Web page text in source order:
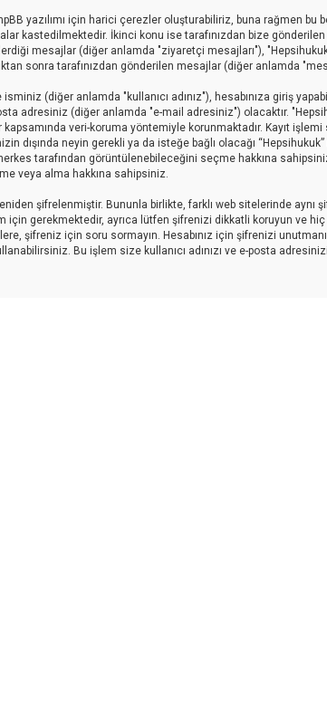
yazılımı için harici çerezler oluşturabiliriz, buna rağmen bu
kastedilmektedir. İkinci konu ise tarafınızdan bize
mesajlar (diğer anlamda "ziyaretçi mesajları"),
sonra tarafınızdan gönderilen mesajlar (diğer anlamda
(diğer anlamda "kullanıcı adınız"), hesabınıza giriş
adresiniz (diğer anlamda "e-mail adresiniz") olacaktır.
veri-koruma yöntemiyle korunmaktadır. Kayıt işlemi
dışında neyin gerekli ya da isteğe bağlı olacağı
tarafından görüntülenebileceğini seçme hakkına
veya alma hakkına sahipsiniz.
şifrelenmiştir. Bununla birlikte, farklı web sitelerinde aynı
için gerekmektedir, ayrıca lütfen şifrenizi dikkatli koruyun ve hiç
şifreniz için soru sormayın. Hesabınız için şifrenizi
Bu işlem size kullanıcı adınızı ve e-posta